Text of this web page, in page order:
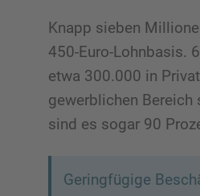
Knapp sieben
450-Euro-Lohnbasis.
etwa 300.000 in
gewerblichen Bereich
sind es sogar 90
Geringfügige